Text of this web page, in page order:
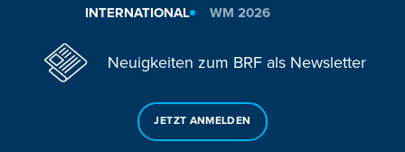
INTERNATIONAL
WM 2026
Neuigkeiten zum BRF als Newsletter
JETZT ANMELDEN